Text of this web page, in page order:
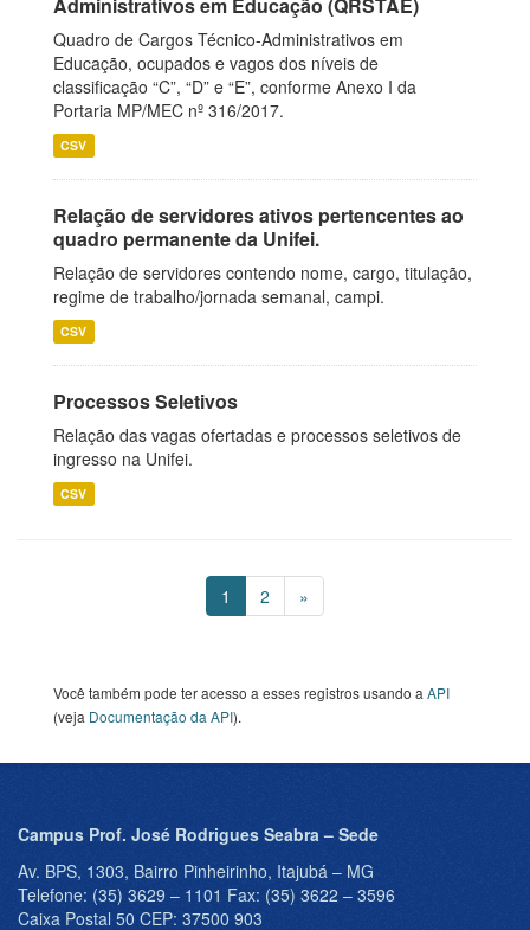
Quadro de Cargos Técnico-Administrativos em
Educação, ocupados e vagos dos níveis de
classificação “C”, “D” e “E”, conforme Anexo I da
Portaria MP/MEC nº 316/2017.
CSV
Relação de servidores ativos pertencentes ao
quadro permanente da Unifei.
Relação de servidores contendo nome, cargo, titulação,
regime de trabalho/jornada semanal, campi.
CSV
Processos Seletivos
Relação das vagas ofertadas e processos seletivos de
ingresso na Unifei.
CSV
1 2 »
Você também pode ter acesso a esses registros usando a API
(veja Documentação da API).
Campus Prof. José Rodrigues Seabra – Sede
Av. BPS, 1303, Bairro Pinheirinho, Itajubá – MG
Telefone: (35) 3629 – 1101 Fax: (35) 3622 – 3596
Caixa Postal 50 CEP: 37500 903